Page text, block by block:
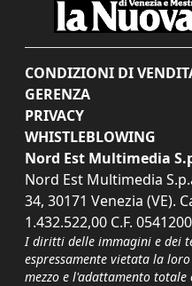
CONDIZIONI DI
GERENZA
PRIVACY
WHISTLEBLOWING
Nord Est Multimedia
Nord Est Multimedia
34, 30171 Venezia (VE).
1.432.522,00 C.F.
I diritti delle immagini e dei
espressamente vietata la
mezzo e l'adattamento totale